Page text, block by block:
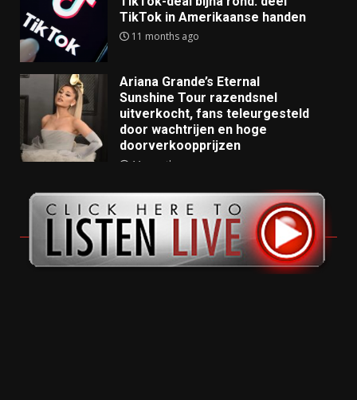
TikTok in Amerikaanse handen
11 months ago
Ariana Grande’s Eternal
Sunshine Tour razendsnel
uitverkocht, fans teleurgesteld
door wachtrijen en hoge
doorverkoopprijzen
11 months ago